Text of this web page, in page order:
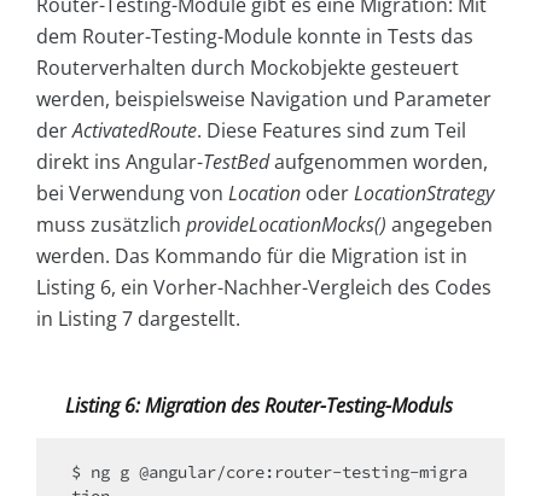
dem Router-Testing-Module konnte in Tests das
Routerverhalten durch Mockobjekte gesteuert
werden, beispielsweise Navigation und Parameter
derActivatedRoute. Diese Features sind zum Teil
direkt ins Angular-TestBedaufgenommen worden,
bei Verwendung von Location oderLocationStrategy
muss zusätzlich provideLocationMocks() angegeben
werden. Das Kommando für die Migration ist in
Listing 6, ein Vorher-Nachher-Vergleich des Codes
in Listing 7 dargestellt.
Listing 6: Migration des Router-Testing-Moduls
$ ng g @angular/core:router-testing-migra